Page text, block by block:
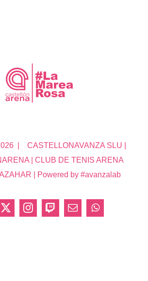
| CASTELLONAVANZA SLU |
| CLUB DE TENIS ARENA
| Powered by #avanzalab
X InstagramTwitchCorreoWhatsApp